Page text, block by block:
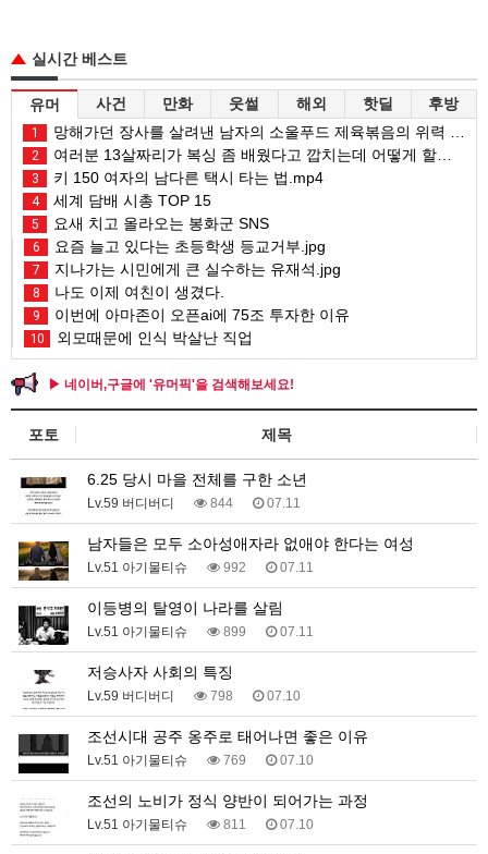
실시간 베스트
유머 사건 만화 웃썰 해외 핫딜 후방
1 망해가던 장사를 살려낸 남자의 소울푸드 제육볶음의 위력 ㅋㅋ
2 여러분 13살짜리가 복싱 좀 배웠다고 깝치는데 어떻게 할까요?
3 키 150 여자의 남다른 택시 타는 법.mp4
4 세계 담배 시총 TOP 15
5 요새 치고 올라오는 봉화군 SNS
6 요즘 늘고 있다는 초등학생 등교거부.jpg
7 지나가는 시민에게 큰 실수하는 유재석.jpg
8 나도 이제 여친이 생겼다.
9 이번에 아마존이 오픈ai에 75조 투자한 이유
10 외모때문에 인식 박살난 직업
▶ 네이버,구글에 '유머픽'을 검색해보세요!
포토 제목
6.25 당시 마을 전체를 구한 소년
Lv.59 버디버디 844 07.11
남자들은 모두 소아성애자라 없애야 한다는 여성
Lv.51 아기물티슈 992 07.11
이등병의 탈영이 나라를 살림
Lv.51 아기물티슈 899 07.11
저승사자 사회의 특징
Lv.59 버디버디 798 07.10
조선시대 공주 옹주로 태어나면 좋은 이유
Lv.51 아기물티슈 769 07.10
조선의 노비가 정식 양반이 되어가는 과정
Lv.51 아기물티슈 811 07.10